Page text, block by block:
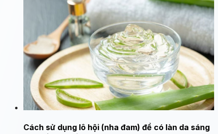
Cách sử dụng lô hội (nha đam) để có làn da sáng